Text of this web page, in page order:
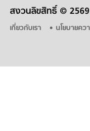
สงวนลิขสิทธิ์ ©
เกี่ยวกับเรา นโยบายคว